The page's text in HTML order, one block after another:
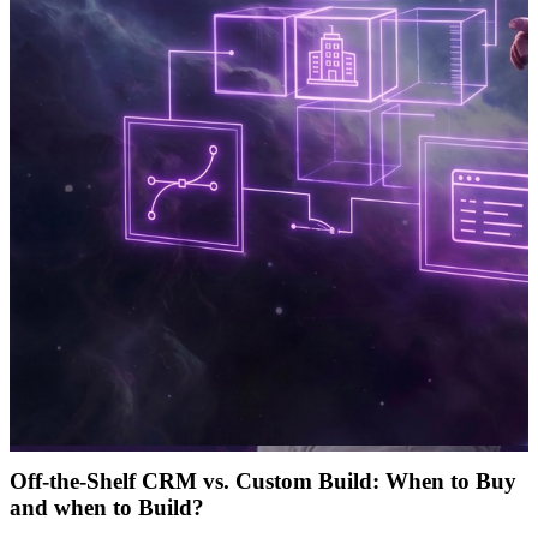
Off-the-Shelf CRM vs. Custom Build: When to Buy
and when to Build?